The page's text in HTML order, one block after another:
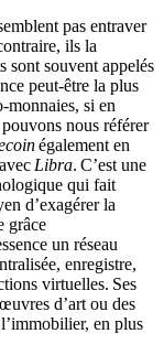
pas entraver
ils la
sont souvent appelés
peut-être la plus
monnaies, si en
nous référer
également en
Libra. C’est une
qui fait
d’exagérer la
grâce
un réseau
enregistre,
virtuelles. Ses
d’art ou des
en plus